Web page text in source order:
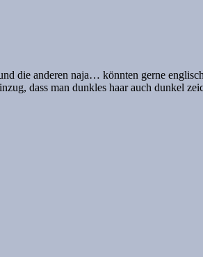
die anderen naja… könnten gerne
dass man dunkles haar auch dunkel